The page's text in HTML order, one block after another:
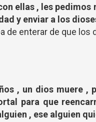
ellas , les
y enviar a los
de enterar de que
, un dios muere ,
para que
, ese alguien